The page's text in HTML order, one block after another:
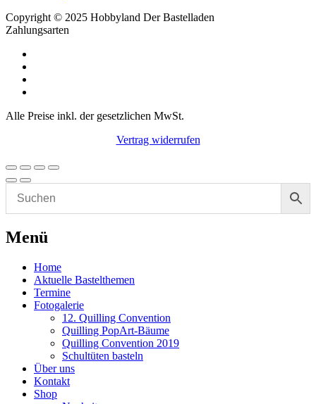
Copyright © 2025 Hobbyland Der Bastelladen
Zahlungsarten
Alle Preise inkl. der gesetzlichen MwSt.
Vertrag widerrufen
Menü
Home
Aktuelle Bastelthemen
Termine
Fotogalerie
12. Quilling Convention
Quilling PopArt-Bäume
Quilling Convention 2019
Schultüten basteln
Über uns
Kontakt
Shop